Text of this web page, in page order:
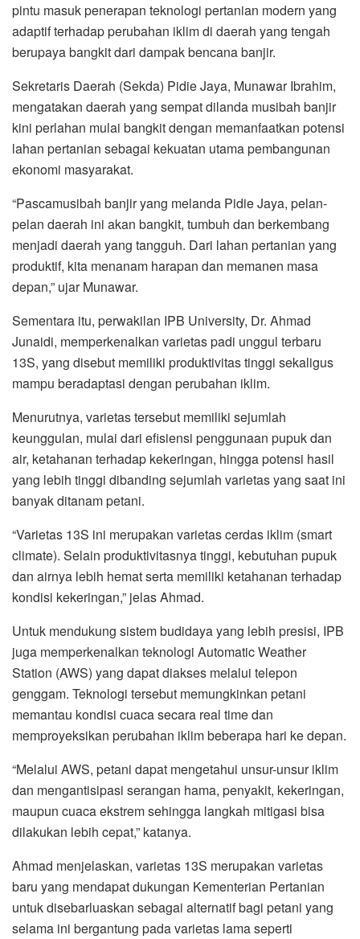
pintu masuk penerapan teknologi pertanian modern yang
adaptif terhadap perubahan iklim di daerah yang tengah
berupaya bangkit dari dampak bencana banjir.
Sekretaris Daerah (Sekda) Pidie Jaya, Munawar Ibrahim,
mengatakan daerah yang sempat dilanda musibah banjir
kini perlahan mulai bangkit dengan memanfaatkan potensi
lahan pertanian sebagai kekuatan utama pembangunan
ekonomi masyarakat.
“Pascamusibah banjir yang melanda Pidie Jaya, pelan-
pelan daerah ini akan bangkit, tumbuh dan berkembang
menjadi daerah yang tangguh. Dari lahan pertanian yang
produktif, kita menanam harapan dan memanen masa
depan,” ujar Munawar.
Sementara itu, perwakilan IPB University, Dr. Ahmad
Junaidi, memperkenalkan varietas padi unggul terbaru
13S, yang disebut memiliki produktivitas tinggi sekaligus
mampu beradaptasi dengan perubahan iklim.
Menurutnya, varietas tersebut memiliki sejumlah
keunggulan, mulai dari efisiensi penggunaan pupuk dan
air, ketahanan terhadap kekeringan, hingga potensi hasil
yang lebih tinggi dibanding sejumlah varietas yang saat ini
banyak ditanam petani.
“Varietas 13S ini merupakan varietas cerdas iklim (smart
climate). Selain produktivitasnya tinggi, kebutuhan pupuk
dan airnya lebih hemat serta memiliki ketahanan terhadap
kondisi kekeringan,” jelas Ahmad.
Untuk mendukung sistem budidaya yang lebih presisi, IPB
juga memperkenalkan teknologi Automatic Weather
Station (AWS) yang dapat diakses melalui telepon
genggam. Teknologi tersebut memungkinkan petani
memantau kondisi cuaca secara real time dan
memproyeksikan perubahan iklim beberapa hari ke depan.
“Melalui AWS, petani dapat mengetahui unsur-unsur iklim
dan mengantisipasi serangan hama, penyakit, kekeringan,
maupun cuaca ekstrem sehingga langkah mitigasi bisa
dilakukan lebih cepat,” katanya.
Ahmad menjelaskan, varietas 13S merupakan varietas
baru yang mendapat dukungan Kementerian Pertanian
untuk disebarluaskan sebagai alternatif bagi petani yang
selama ini bergantung pada varietas lama seperti